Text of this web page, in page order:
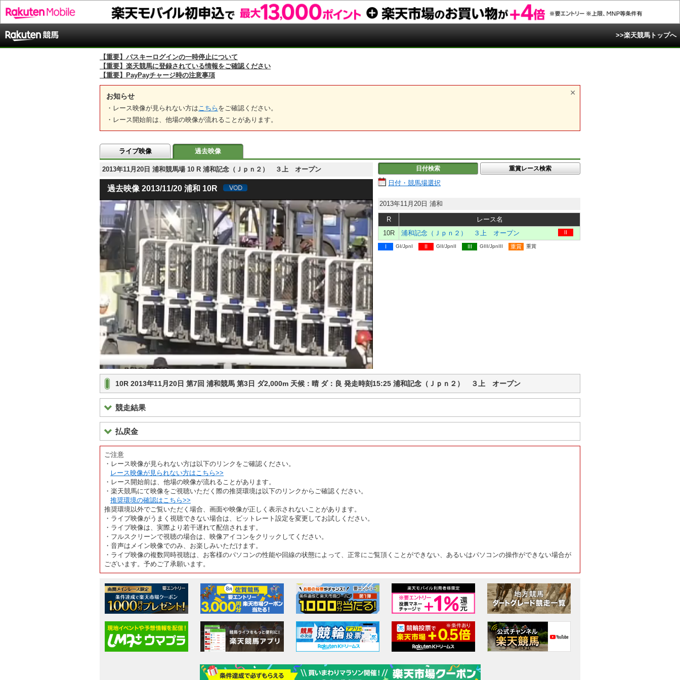
>>楽天競馬トップへ
【重要】パスキーログインの一時停止について
【重要】楽天競馬に登録されている情報をご確認ください
【重要】PayPayチャージ時の注意事項
お知らせ
・レース映像が見られない方は こちら をご確認ください。
・レース開始前は、他場の映像が流れることがあります。
ライブ映像 過去映像
2013年11月20日 浦和競馬場 10 R 浦和記念（Ｊｐｎ２） ３上 オープン
過去映像 2013/11/20 浦和 10R
日付検索 重賞レース検索
日付・競馬場選択
2013年11月20日 浦和
R
レース名
10R
浦和記念（Ｊｐｎ２） ３上 オープン II
I GI/JpnI II GII/JpnII III GIII/JpnIII 重賞 重賞
10R 2013年11月20日 第7回 浦和競馬 第3日 ダ2,000m 天候：晴 ダ：良 発走時刻15:25 浦和記念（Ｊｐｎ２） ３上 オープン
競走結果
払戻金
ご注意
・レース映像が見られない方は以下のリンクをご確認ください。
レース映像が見られない方はこちら>>
・レース開始前は、他場の映像が流れることがあります。
・楽天競馬にて映像をご視聴いただく際の推奨環境は以下のリンクからご確認ください。
推奨環境の確認はこちら>>
推奨環境以外でご覧いただく場合、画面や映像が正しく表示されないことがあります。
・ライブ映像がうまく視聴できない場合は、ビットレート設定を変更してお試しください。
・ライブ映像は、実際より若干遅れて配信されます。
・フルスクリーンで視聴の場合は、映像アイコンをクリックしてください。
・音声はメイン映像でのみ、お楽しみいただけます。
・ライブ映像の複数同時視聴は、お客様のパソコンの性能や回線の状態によって、正常にご覧頂くことができない、あるいはパソコンの操作ができない場合が
ございます。予めご了承願います。